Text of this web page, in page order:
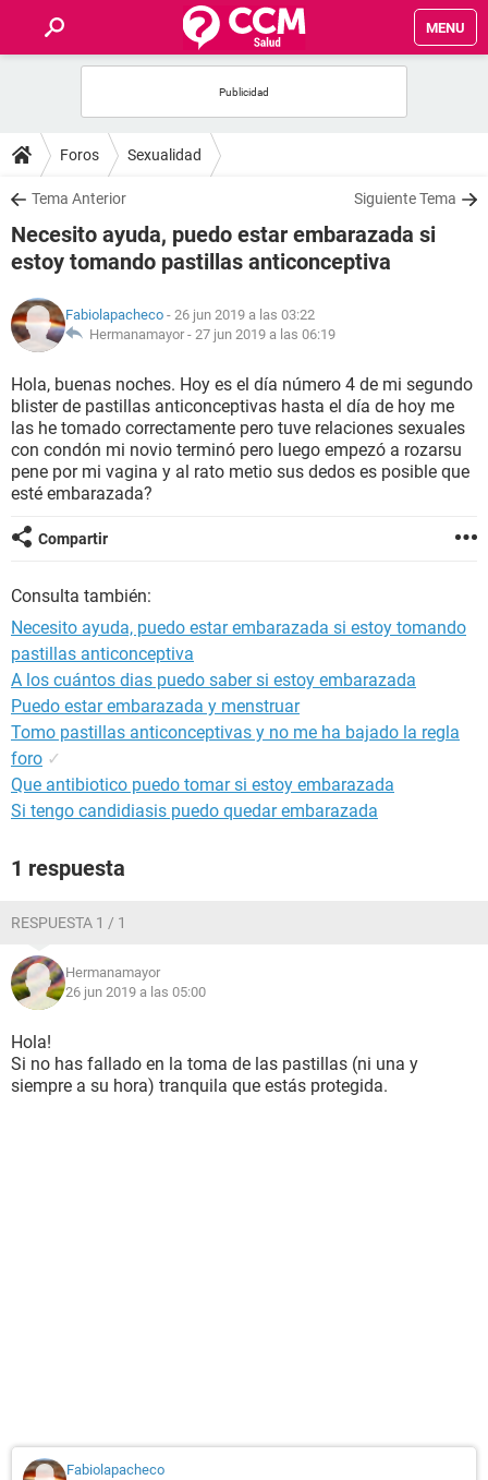
MENU
FOROS
SALUD
FAMILIA
NUTRICIÓN
SEXUALIDAD
GLOSARIO
Foros Sexualidad
Tema Anterior Siguiente Tema
Necesito ayuda, puedo estar embarazada si
estoy tomando pastillas anticonceptiva
Fabiolapacheco - 26 jun 2019 a las 03:22
Hermanamayor - 27 jun 2019 a las 06:19
Hola, buenas noches. Hoy es el día número 4 de mi segundo
blister de pastillas anticonceptivas hasta el día de hoy me
las he tomado correctamente pero tuve relaciones sexuales
con condón mi novio terminó pero luego empezó a rozarsu
pene por mi vagina y al rato metio sus dedos es posible que
esté embarazada?
Compartir
Consulta también:
Necesito ayuda, puedo estar embarazada si estoy tomando
pastillas anticonceptiva
A los cuántos dias puedo saber si estoy embarazada
Puedo estar embarazada y menstruar
Tomo pastillas anticonceptivas y no me ha bajado la regla
foro ✓
Que antibiotico puedo tomar si estoy embarazada
Si tengo candidiasis puedo quedar embarazada
1 respuesta
RESPUESTA 1 / 1
Hermanamayor
26 jun 2019 a las 05:00
Hola!
Si no has fallado en la toma de las pastillas (ni una y
siempre a su hora) tranquila que estás protegida.
Fabiolapacheco